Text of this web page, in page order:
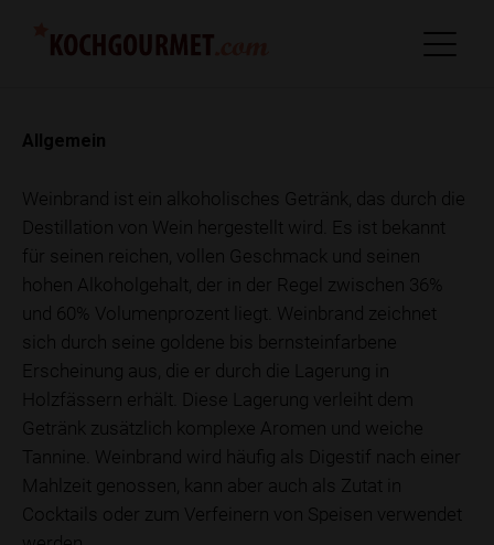
Allgemein
Weinbrand ist ein alkoholisches Getränk, das durch die
Destillation von Wein hergestellt wird. Es ist bekannt
für seinen reichen, vollen Geschmack und seinen
hohen Alkoholgehalt, der in der Regel zwischen 36%
und 60% Volumenprozent liegt. Weinbrand zeichnet
sich durch seine goldene bis bernsteinfarbene
Erscheinung aus, die er durch die Lagerung in
Holzfässern erhält. Diese Lagerung verleiht dem
Getränk zusätzlich komplexe Aromen und weiche
Tannine. Weinbrand wird häufig als Digestif nach einer
Mahlzeit genossen, kann aber auch als Zutat in
Cocktails oder zum Verfeinern von Speisen verwendet